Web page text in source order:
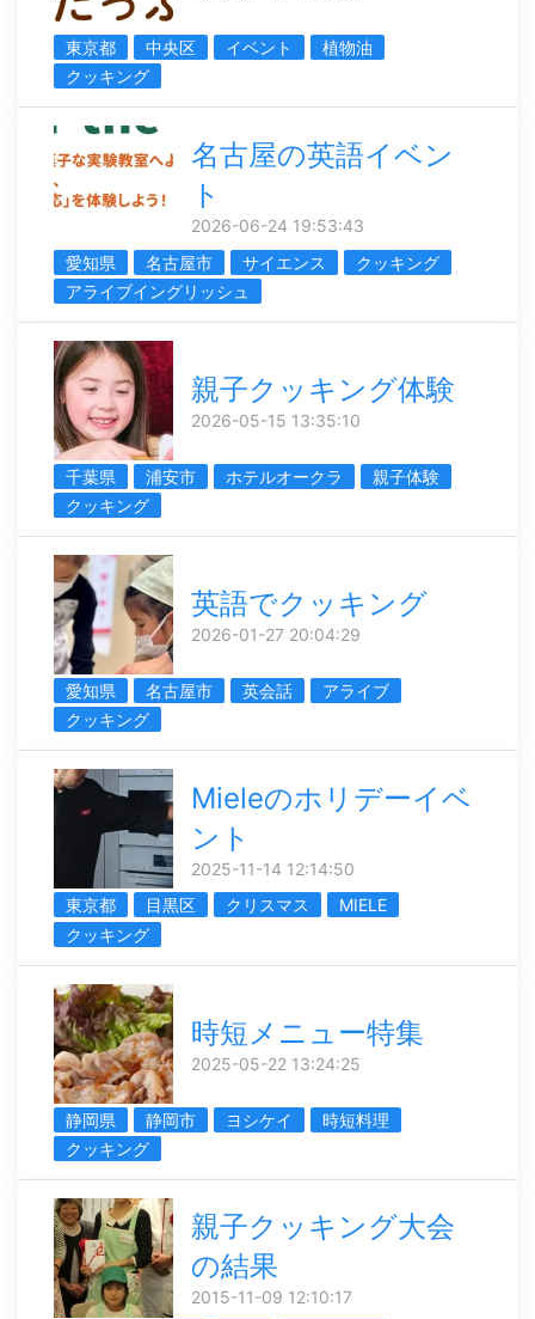
東京都 中央区 イベント
植物油
クッキング
名古屋の英語イベン
ト
2026-06-24 19:53:43
愛知県
名古屋市 サイエンス
クッキング
アライブイングリッシュ
親子クッキング体験
2026-05-15 13:35:10
千葉県 浦安市 ホテルオークラ
親子体験
クッキング
英語でクッキング
2026-01-27 20:04:29
愛知県 名古屋市 英会話
アライブ
クッキング
Mieleのホリデーイベ
ント
2025-11-14 12:14:50
東京都
目黒区 クリスマス
MIELE
クッキング
時短メニュー特集
2025-05-22 13:24:25
静岡県 静岡市 ヨシケイ
時短料理
クッキング
親子クッキング大会
の結果
2015-11-09 12:10:17